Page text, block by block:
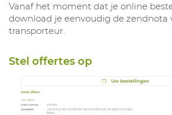
Vanaf het moment dat je online
download je eenvoudig de zendnota
transporteur.
Stel offertes op